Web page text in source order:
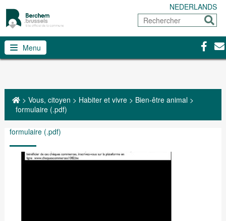
NEDERLANDS
Rechercher
Menu
> Vous, citoyen > Habiter et vivre> Bien-être animal>
formulaire (.pdf)
formulaire (.pdf)